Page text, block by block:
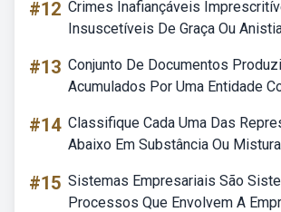
#12 Crimes Inafiançáveis
Insuscetíveis De Graça Ou
#13 Conjunto De Documentos
Acumulados Por Uma Entidade
#14 Classifique Cada Uma Das
Abaixo Em Substância Ou Mistura
#15 Sistemas Empresariais São
Processos Que Envolvem A